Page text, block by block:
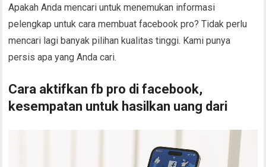
Apakah Anda mencari untuk menemukan informasi
pelengkap untuk cara membuat facebook pro? Tidak perlu
mencari lagi banyak pilihan kualitas tinggi. Kami punya
persis apa yang Anda cari.
Cara aktifkan fb pro di facebook,
kesempatan untuk hasilkan uang dari